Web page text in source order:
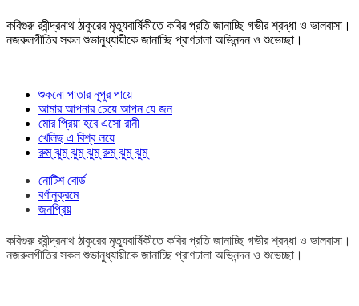
কবিগুরু রবীন্দ্রনাথ ঠাকুরের মৃত্যুবার্ষিকীতে কবির প্রতি জানাচ্ছি গভীর শ্রদ্ধা ও ভালবাসা।
নজরুলগীতির সকল শুভানুধ্যায়ীকে জানাচ্ছি প্রাণঢালা অভিনন্দন ও শুভেচ্ছা।
শুকনো পাতার নূপুর পায়ে
আমার আপনার চেয়ে আপন যে জন
মোর প্রিয়া হবে এসো রানী
খেলিছ এ বিশ্ব লয়ে
রুম্ ঝুম্ ঝুম্ ঝুম্ রুম্ ঝুম্ ঝুম্
নোটিশ বোর্ড
বর্ণানুক্রমে
জনপ্রিয়
কবিগুরু রবীন্দ্রনাথ ঠাকুরের মৃত্যুবার্ষিকীতে কবির প্রতি জানাচ্ছি গভীর শ্রদ্ধা ও ভালবাসা।
নজরুলগীতির সকল শুভানুধ্যায়ীকে জানাচ্ছি প্রাণঢালা অভিনন্দন ও শুভেচ্ছা।